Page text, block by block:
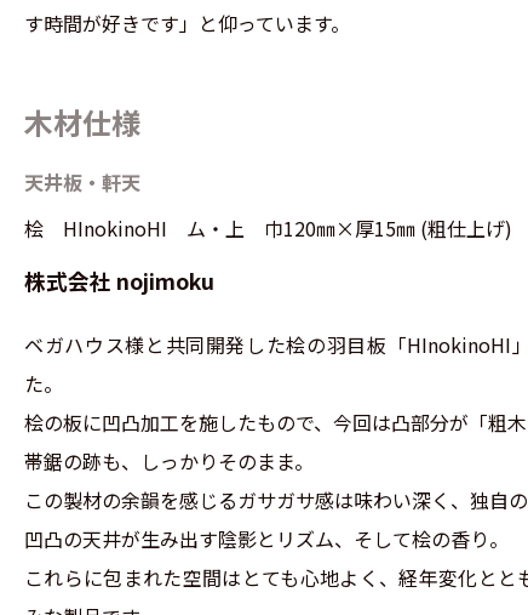
す時間が好きです」と仰っています。
木材仕様
天井板・軒天
桧 HInokinoHI ム・上 巾120㎜×厚15㎜ (粗仕上げ)
株式会社 nojimoku
ベガハウス様と共同開発した桧の羽目板「HInokinoHI
た。
桧の板に凹凸加工を施したもので、 今回は凸部分が「粗
帯鋸の跡も、しっかりそのまま。
この製材の余韻を感じるガサガサ感は味わい深く、独自の
凹凸の天井が生み出す陰影とリズム、そして桧の香り。
これらに包まれた空間はとても心地よく、経年変化と